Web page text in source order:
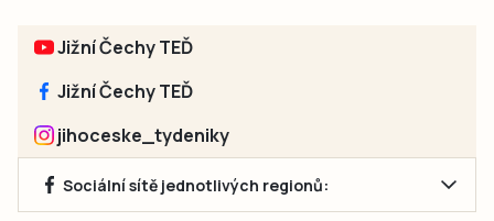
Jižní Čechy TEĎ
Jižní Čechy TEĎ
jihoceske_tydeniky
Sociální sítě jednotlivých regionů: